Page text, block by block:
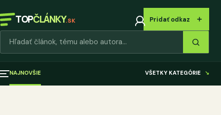
TOPČLÁNKY.SK Pridať odkaz ＋
NAJNOVŠIE VŠETKY KATEGÓRIE ↘